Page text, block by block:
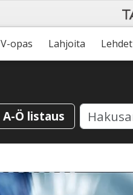
opas Lahjoita Lehdet
A-Ö listaus